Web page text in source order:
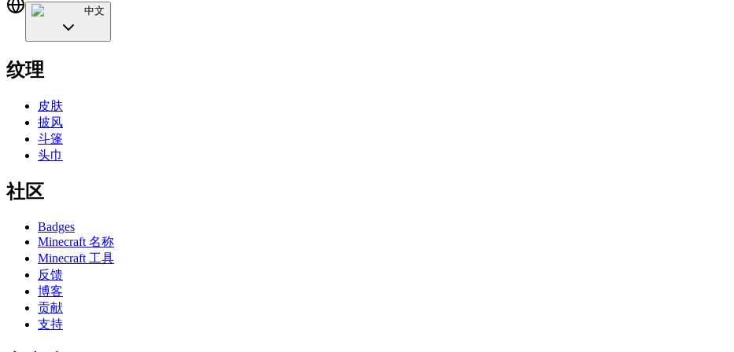
中文
纹理
皮肤
披风
斗篷
头巾
社区
Badges
Minecraft 名称
Minecraft 工具
反馈
博客
贡献
支持